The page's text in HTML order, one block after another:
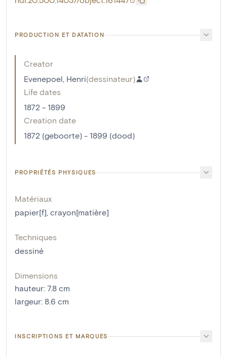
PRODUCTION ET DATATION
Creator
Evenepoel, Henri(dessinateur)
Life dates
1872 - 1899
Creation date
1872 (geboorte) - 1899 (dood)
PROPRIÉTÉS PHYSIQUES
Matériaux
papier[f], crayon[matière]
Techniques
dessiné
Dimensions
hauteur: 7.8 cm
largeur: 8.6 cm
INSCRIPTIONS ET MARQUES